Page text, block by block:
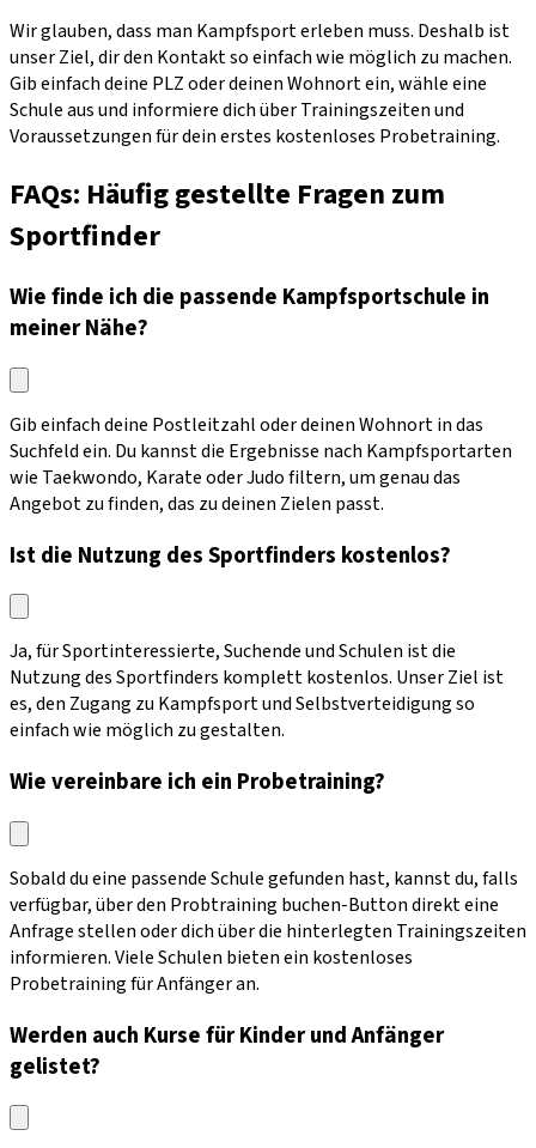
Wir glauben, dass man Kampfsport erleben muss. Deshalb ist
unser Ziel, dir den Kontakt so einfach wie möglich zu machen.
Gib einfach deine PLZ oder deinen Wohnort ein, wähle eine
Schule aus und informiere dich über Trainingszeiten und
Voraussetzungen für dein erstes kostenloses Probetraining.
FAQs: Häufig gestellte Fragen zum
Sportfinder
Wie finde ich die passende Kampfsportschule in
meiner Nähe?
Gib einfach deine Postleitzahl oder deinen Wohnort in das
Suchfeld ein. Du kannst die Ergebnisse nach Kampfsportarten
wie Taekwondo, Karate oder Judo filtern, um genau das
Angebot zu finden, das zu deinen Zielen passt.
Ist die Nutzung des Sportfinders kostenlos?
Ja, für Sportinteressierte, Suchende und Schulen ist die
Nutzung des Sportfinders komplett kostenlos. Unser Ziel ist
es, den Zugang zu Kampfsport und Selbstverteidigung so
einfach wie möglich zu gestalten.
Wie vereinbare ich ein Probetraining?
Sobald du eine passende Schule gefunden hast, kannst du, falls
verfügbar, über den Probtraining buchen-Button direkt eine
Anfrage stellen oder dich über die hinterlegten Trainingszeiten
informieren. Viele Schulen bieten ein kostenloses
Probetraining für Anfänger an.
Werden auch Kurse für Kinder und Anfänger
gelistet?